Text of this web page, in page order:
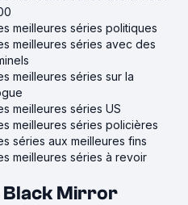
meilleures séries politiques
meilleures séries avec des
meilleures séries sur la
meilleures séries US
meilleures séries policières
séries aux meilleures fins
meilleures séries à revoir
Black Mirror